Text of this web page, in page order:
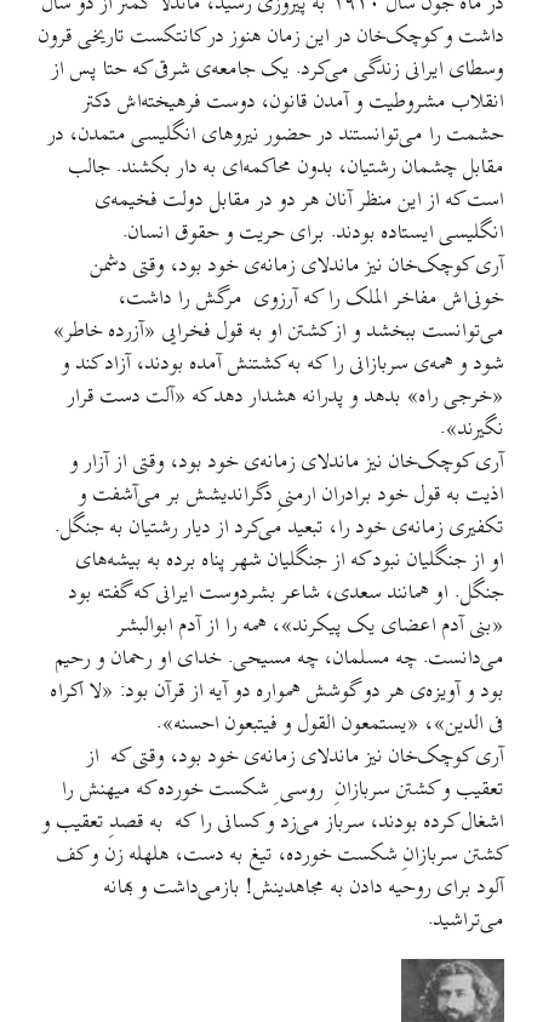
داشت و کوچک‌خان در این زمان هنوز در کانتکست تاریخی قرون
وسطای ایرانی زندگی می‌کرد. یک جامعه‌ی شرقی که حتا پس از
انقلاب مشروطیت و آمدن قانون، دوست فرهیخته‌اش دکتر
حشمت را می‌توانستند در حضور نیروهای انگلیسی متمدن، در
مقابل چشمان رشتیان، بدون محاکمه‌ای به دار بکشند. جالب
است که از این منظر آنان هر دو در مقابل دولت فخیمه‌ی
انگلیسی ایستاده بودند. برای حریت و حقوق انسان.
آری کوچک‌خان نیز ماندلای زمانه‌ی خود بود، وقتی دشمن
خونی‌اش مفاخر الملک را که آرزوی مرگش را داشت،
می‌توانست ببخشد و از کشتن او به قول فخرایی «آزرده خاطر»
شود و همه‌ی سربازانی را که به کشتنش آمده بودند، آزاد کند و
«خرجی راه» بدهد و پدرانه هشدار دهد که «آلت دست قرار
نگیرند».
آری کوچک‌خان نیز ماندلای زمانه‌ی خود بود، وقتی از آزار و
اذیت به قول خود برادران ارمنیِ دگراندیشش بر می‌آشفت و
تکفیری زمانه‌ی خود را، تبعید می‌کرد از دیار رشتیان به جنگل.
او از جنگلیان نبود که از جنگلیان شهر پناه برده به بیشه‌های
جنگل. او همانند سعدی، شاعر بشردوست ایرانی که گفته بود
«بنی آدم اعضای یک پیکرند»، همه را از آدم ابوالبشر
می‌دانست. چه مسلمان، چه مسیحی. خدای او رحمان و رحیم
بود و آویزه‌ی هر دو گوشش همواره دو آیه از قرآن بود: «لا اکراه
فی الدین»، «یستمعون القول و فیتبعون احسنه».
آری کوچک‌خان نیز ماندلای زمانه‌ی خود بود، وقتی که از
تعقیب و کشتن سربازانِ روسی ِ شکست خورده که میهنش را
اشغال کرده بودند، سرباز می‌زد و کسانی را که به قصدِ تعقیب و
کشتن سربازانِ شکست خورده، تیغ به دست، هلهله زن و کف
آلود برای روحیه دادن به مجاهدینش! بازمی‌داشت و بهانه
می‌تراشید.